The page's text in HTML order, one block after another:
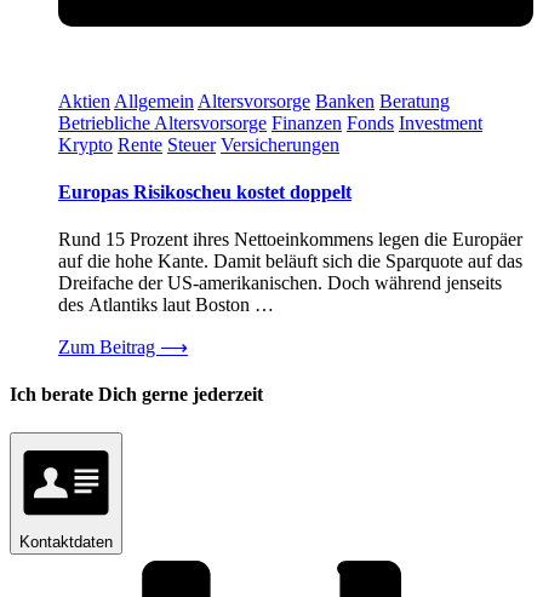
Aktien Allgemein Altersvorsorge Banken Beratung
Betriebliche Altersvorsorge Finanzen Fonds Investment
Krypto Rente Steuer Versicherungen
Europas Risikoscheu kostet doppelt
Rund 15 Prozent ihres Nettoeinkommens legen die Europäer
auf die hohe Kante. Damit beläuft sich die Sparquote auf das
Dreifache der US-amerikanischen. Doch während jenseits
des Atlantiks laut Boston …
Zum Beitrag ⟶
Ich berate Dich gerne jederzeit
Kontaktdaten